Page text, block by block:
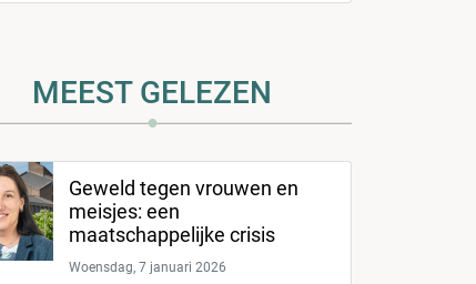
MEEST GELEZEN
Geweld tegen vrouwen en
meisjes: een
maatschappelijke crisis
Woensdag, 7 januari 2026